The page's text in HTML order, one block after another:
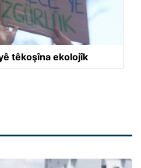
têkoşîna ekolojîk